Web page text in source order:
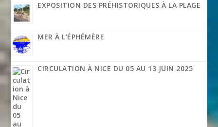
EXPOSITION DES PRÉHISTORIQUES À LA PLAGE
MER À L’ÉPHÉMÈRE
CIRCULATION À NICE DU 05 AU 13 JUIN 2025